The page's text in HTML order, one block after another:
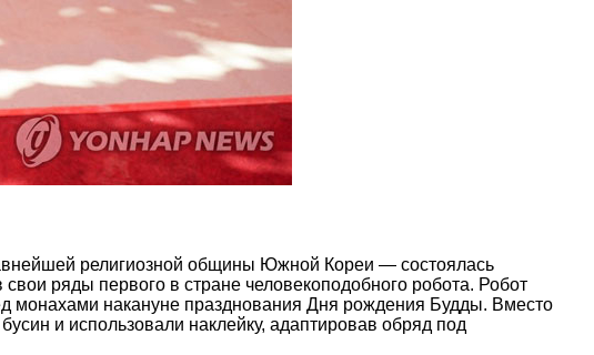
религиозной общины Южной Кореи — состоялась
ряды первого в стране человекоподобного робота. Робот
монахами накануне празднования Дня рождения Будды. Вместо
и использовали наклейку, адаптировав обряд под